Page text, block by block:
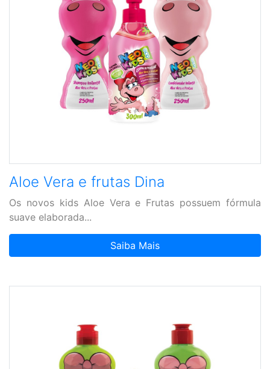
Aloe Vera e frutas Dina
Os novos kids Aloe Vera e Frutas possuem fórmula
suave elaborada...
Saiba Mais